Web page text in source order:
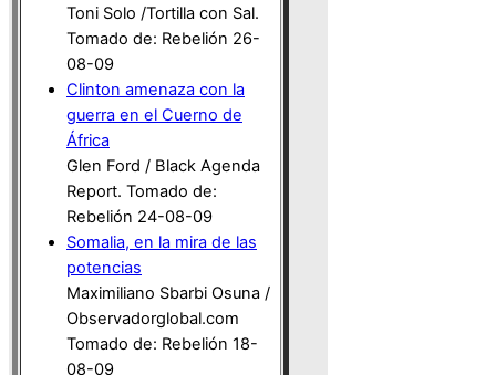
Toni Solo /Tortilla con Sal.
Tomado de: Rebelión 26-
08-09
Clinton amenaza con la
guerra en el Cuerno de
África
Glen Ford / Black Agenda
Report. Tomado de:
Rebelión 24-08-09
Somalia, en la mira de las
potencias
Maximiliano Sbarbi Osuna /
Observadorglobal.com
Tomado de: Rebelión 18-
08-09